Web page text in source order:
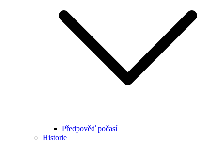
Předpověď počasí
Historie